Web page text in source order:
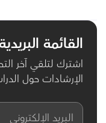
القائمة
اشترك لتلقي آخر
الإرشادات حول